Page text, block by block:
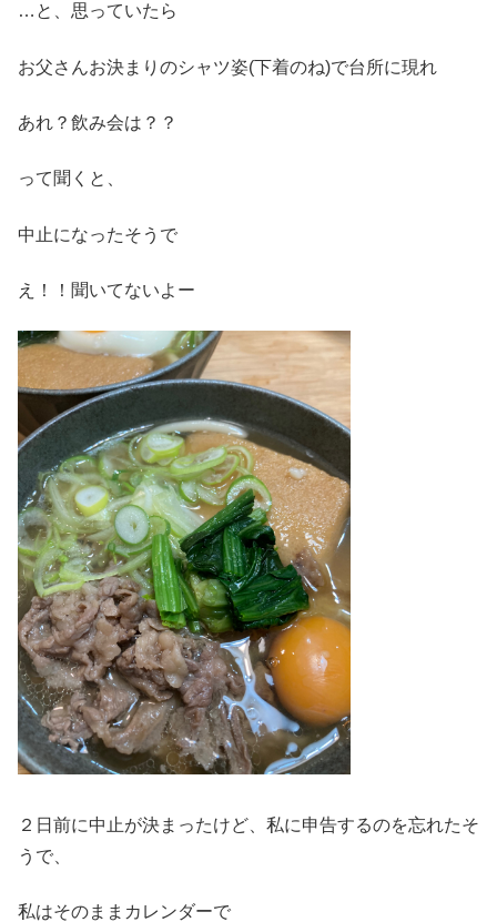
…と、思っていたら
お父さんお決まりのシャツ姿(下着のね)で台所に現れ
あれ？飲み会は？？
って聞くと、
中止になったそうで
え！！聞いてないよー
２日前に中止が決まったけど、私に申告するのを忘れたそ
うで、
私はそのままカレンダーで